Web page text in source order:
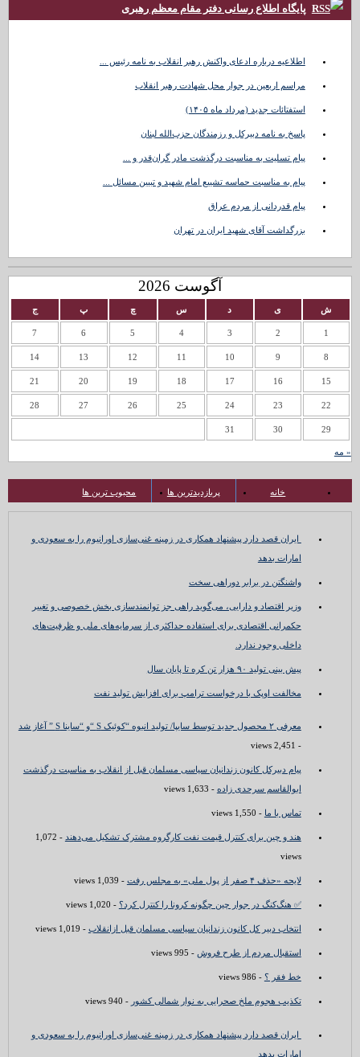
پایگاه اطلاع رسانی دفتر مقام معظم رهبری
اطلاعیه درباره ادعای واکنش رهبر انقلاب به نامه رئیس ...
مراسم اربعین در جوار محل شهادت رهبر انقلاب
استفتائات جدید (مرداد ماه ۱۴۰۵)
پاسخ به نامه دبیرکل و رزمندگان حزب‌الله لبنان
پیام تسلیت به مناسبت درگذشت مادر گران‌قدر و ...
پیام به مناسبت حماسه تشییع امام شهید و تبیین مسائل ...
پیام قدردانی از مردم عراق
بزرگداشت آقای شهید ایران در تهران
آگوست 2026
ش ی د س چ پ ج
1
2
3
4
5
6
7
8
9
10
11
12
13
14
15
16
17
18
19
20
21
22
23
24
25
26
27
28
29
30
31
« مه
خانه پربازدیدترین ها محبوب ترین ها
ایران قصد دارد پیشنهاد همکاری در زمینه غنی‌سازی اورانیوم را به سعودی و
امارات بدهد
واشنگتن در برابر دوراهی سخت
وزیر اقتصاد و دارایی، می‌گوید راهی جز توانمندسازی بخش خصوصی و تغییر
حکمرانی اقتصادی برای استفاده حداکثری از سرمایه‌های ملی و ظرفیت‌های
داخلی وجود ندارد.
پیش بینی تولید ۹۰ هزار تن کره تا پایان سال
مخالفت اوپک با درخواست ترامپ برای افزایش تولید نفت
معرفی ۲ محصول جدید توسط سایپا/ تولید انبوه “کوئیک S “و “ساینا S ” آغاز شد
- 2,451 views
پیام دبیرکل کانون زندانیان سیاسی مسلمان قبل از انقلاب به مناسبت درگذشت
ابوالقاسم سرحدی زاده - 1,633 views
تماس با ما - 1,550 views
هند و چین برای کنترل قیمت نفت کارگروه مشترک تشکیل می‌دهند
- 1,072
views
لایحه «حذف ۴ صفر از پول ملی» به مجلس رفت - 1,039 views
✅ هنگ‌کنگ در جوار چین چگونه کرونا را کنترل کرد؟ - 1,020 views
انتخاب دبیر کل کانون زندانیان سیاسی مسلمان قبل ازانقلاب - 1,019 views
استقبال مردم از طرح فروش - 995 views
خط فقر ؟ - 986 views
تکذیب هجوم ملخ صحرایی به نوار شمالی کشور - 940 views
ایران قصد دارد پیشنهاد همکاری در زمینه غنی‌سازی اورانیوم را به سعودی و
امارات بدهد